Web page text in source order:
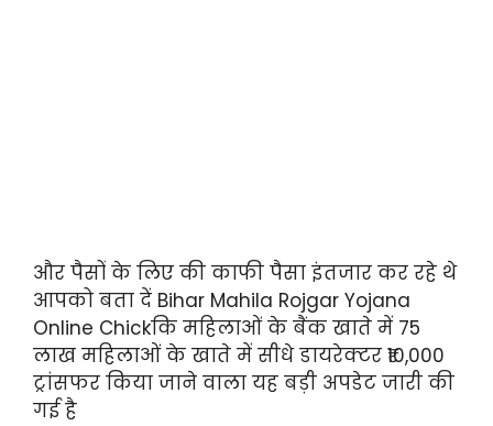
और पैसों के लिए की काफी पैसा इंतजार कर रहे थे
आपको बता दें Bihar Mahila Rojgar Yojana
Online Chickकि महिलाओं के बैंक खाते में 75
लाख महिलाओं के खाते में सीधे डायरेक्टर ₹10,000
ट्रांसफर किया जाने वाला यह बड़ी अपडेट जारी की
गई है